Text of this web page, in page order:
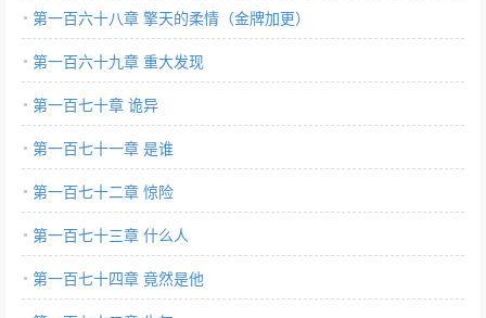
第一百六十八章 擎天的柔情（金牌加更）
第一百六十九章 重大发现
第一百七十章 诡异
第一百七十一章 是谁
第一百七十二章 惊险
第一百七十三章 什么人
第一百七十四章 竟然是他